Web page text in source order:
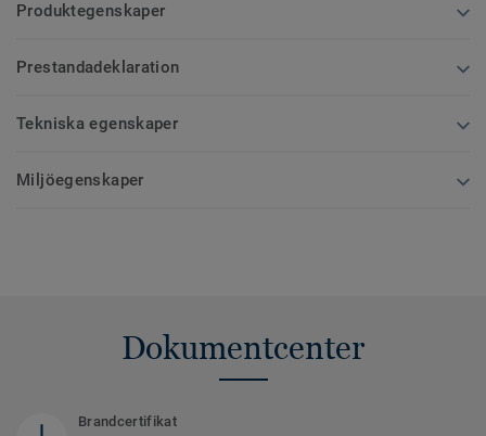
Produktegenskaper
Prestandadeklaration
Tekniska egenskaper
Miljöegenskaper
Dokumentcenter
Brandcertifikat